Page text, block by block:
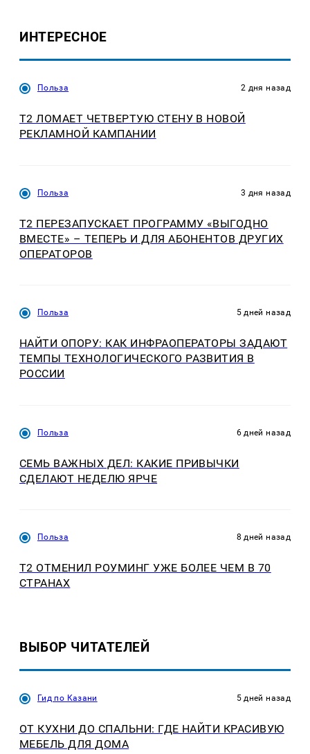
ИНТЕРЕСНОЕ
Польза 2 дня назад
Т2 ЛОМАЕТ ЧЕТВЕРТУЮ СТЕНУ В НОВОЙ
РЕКЛАМНОЙ КАМПАНИИ
Польза 3 дня назад
Т2 ПЕРЕЗАПУСКАЕТ ПРОГРАММУ «ВЫГОДНО
ВМЕСТЕ» – ТЕПЕРЬ И ДЛЯ АБОНЕНТОВ ДРУГИХ
ОПЕРАТОРОВ
Польза 5 дней назад
НАЙТИ ОПОРУ: КАК ИНФРАОПЕРАТОРЫ ЗАДАЮТ
ТЕМПЫ ТЕХНОЛОГИЧЕСКОГО РАЗВИТИЯ В
РОССИИ
Польза 6 дней назад
СЕМЬ ВАЖНЫХ ДЕЛ: КАКИЕ ПРИВЫЧКИ
СДЕЛАЮТ НЕДЕЛЮ ЯРЧЕ
Польза 8 дней назад
Т2 ОТМЕНИЛ РОУМИНГ УЖЕ БОЛЕЕ ЧЕМ В 70
СТРАНАХ
ВЫБОР ЧИТАТЕЛЕЙ
Гид по Казани 5 дней назад
ОТ КУХНИ ДО СПАЛЬНИ: ГДЕ НАЙТИ КРАСИВУЮ
МЕБЕЛЬ ДЛЯ ДОМА